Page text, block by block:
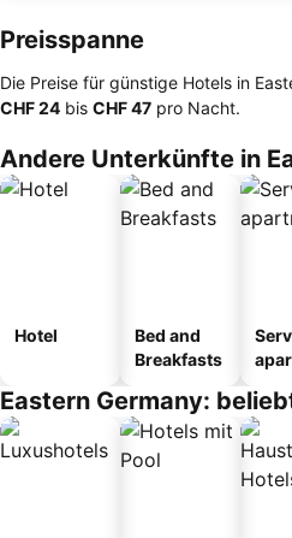
Preisspanne
Die Preise für günstige Hotels in
‎CHF 24 bis ‎CHF 47 pro Nacht.
Andere Unterkünfte in
Hotel
Bed and
Breakfasts
Eastern Germany: